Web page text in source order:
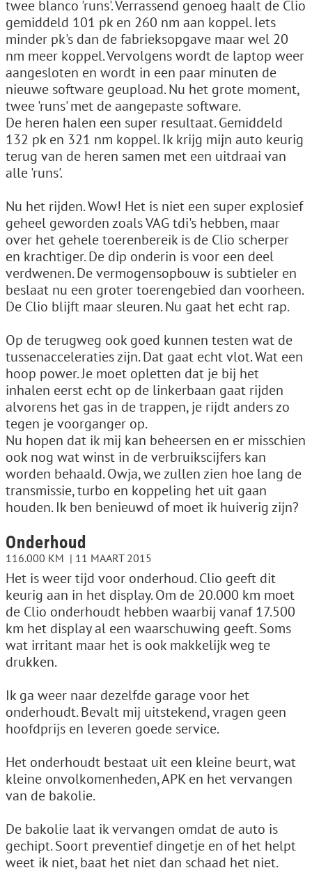
twee blanco 'runs'. Verrassend genoeg haalt de Clio
gemiddeld 101 pk en 260 nm aan koppel. Iets
minder pk's dan de fabrieksopgave maar wel 20
nm meer koppel. Vervolgens wordt de laptop weer
aangesloten en wordt in een paar minuten de
nieuwe software geupload. Nu het grote moment,
twee 'runs' met de aangepaste software.
De heren halen een super resultaat. Gemiddeld
132 pk en 321 nm koppel. Ik krijg mijn auto keurig
terug van de heren samen met een uitdraai van
alle 'runs'.
Nu het rijden. Wow! Het is niet een super explosief
geheel geworden zoals VAG tdi's hebben, maar
over het gehele toerenbereik is de Clio scherper
en krachtiger. De dip onderin is voor een deel
verdwenen. De vermogensopbouw is subtieler en
beslaat nu een groter toerengebied dan voorheen.
De Clio blijft maar sleuren. Nu gaat het echt rap.
Op de terugweg ook goed kunnen testen wat de
tussenacceleraties zijn. Dat gaat echt vlot. Wat een
hoop power. Je moet opletten dat je bij het
inhalen eerst echt op de linkerbaan gaat rijden
alvorens het gas in de trappen, je rijdt anders zo
tegen je voorganger op.
Nu hopen dat ik mij kan beheersen en er misschien
ook nog wat winst in de verbruikscijfers kan
worden behaald. Owja, we zullen zien hoe lang de
transmissie, turbo en koppeling het uit gaan
houden. Ik ben benieuwd of moet ik huiverig zijn?
Onderhoud
116.000 KM 11 MAART 2015
Het is weer tijd voor onderhoud. Clio geeft dit
keurig aan in het display. Om de 20.000 km moet
de Clio onderhoudt hebben waarbij vanaf 17.500
km het display al een waarschuwing geeft. Soms
wat irritant maar het is ook makkelijk weg te
drukken.
Ik ga weer naar dezelfde garage voor het
onderhoudt. Bevalt mij uitstekend, vragen geen
hoofdprijs en leveren goede service.
Het onderhoudt bestaat uit een kleine beurt, wat
kleine onvolkomenheden, APK en het vervangen
van de bakolie.
De bakolie laat ik vervangen omdat de auto is
gechipt. Soort preventief dingetje en of het helpt
weet ik niet, baat het niet dan schaad het niet.